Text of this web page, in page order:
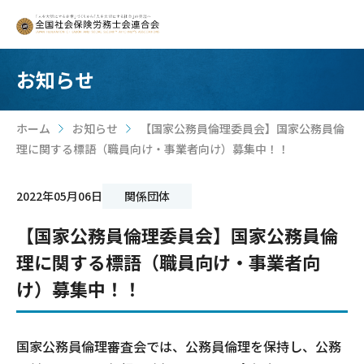
お知らせ
ホーム >
お知らせ
【国家公務員倫理委員会】国家公務員倫
理に関する標語（職員向け・事業者向け）募集中！！
2022年05月06日 関係団体
【国家公務員倫理委員会】国家公務員倫
理に関する標語（職員向け・事業者向
け）募集中！！
国家公務員倫理審査会では、公務員倫理を保持し、公務